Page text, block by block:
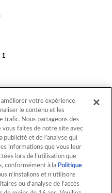
1
Catalogue
Qu'est-ce qu'Aquabeads ?
votre expérience
le contenu et les
trafic. Nous partageons des
vous faites de notre site avec
publicité et de l’analyse qui
informations que vous leur
lors de l’utilisation que
conformément à la Politique
n'installons et n'utilisons
ou d'analyse de l'accès